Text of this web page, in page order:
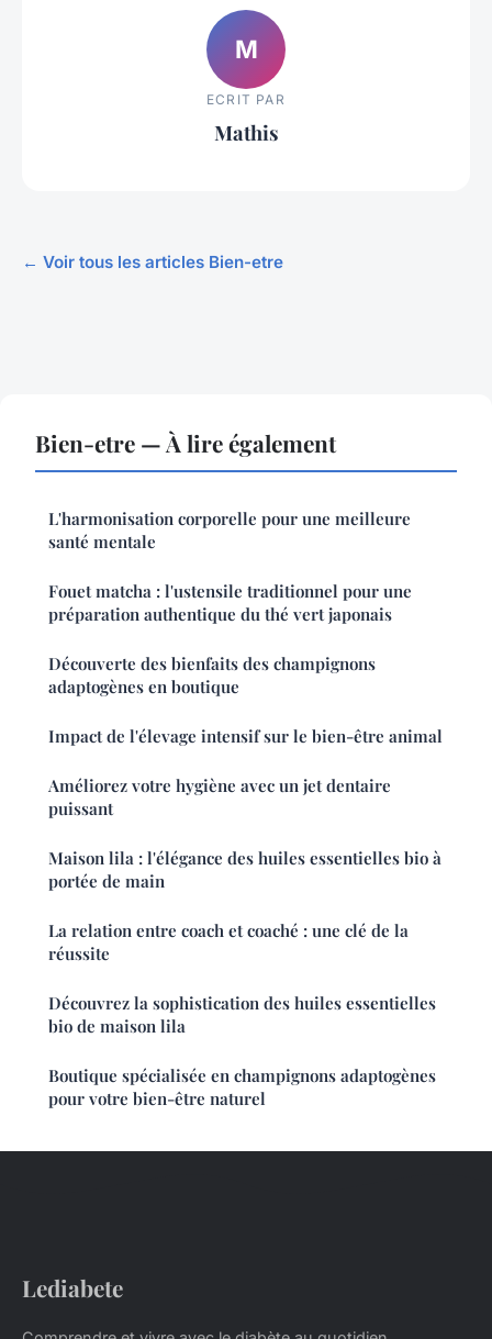
M
ECRIT PAR
Mathis
← Voir tous les articles Bien-etre
Bien-etre — À lire également
L'harmonisation corporelle pour une meilleure
santé mentale
Fouet matcha : l'ustensile traditionnel pour une
préparation authentique du thé vert japonais
Découverte des bienfaits des champignons
adaptogènes en boutique
Impact de l'élevage intensif sur le bien-être animal
Améliorez votre hygiène avec un jet dentaire
puissant
Maison lila : l'élégance des huiles essentielles bio à
portée de main
La relation entre coach et coaché : une clé de la
réussite
Découvrez la sophistication des huiles essentielles
bio de maison lila
Boutique spécialisée en champignons adaptogènes
pour votre bien-être naturel
Lediabete